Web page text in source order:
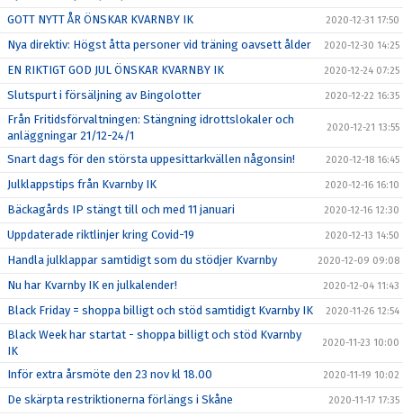
GOTT NYTT ÅR ÖNSKAR KVARNBY IK 2020-12-31 17:50
Nya direktiv: Högst åtta personer vid träning oavsett ålder 2020-12-30 14:25
EN RIKTIGT GOD JUL ÖNSKAR KVARNBY IK 2020-12-24 07:25
Slutspurt i försäljning av Bingolotter 2020-12-22 16:35
Från Fritidsförvaltningen: Stängning idrottslokaler och
anläggningar 21/12-24/1
2020-12-21 13:55
Snart dags för den största uppesittarkvällen någonsin! 2020-12-18 16:45
Julklappstips från Kvarnby IK 2020-12-16 16:10
Bäckagårds IP stängt till och med 11 januari 2020-12-16 12:30
Uppdaterade riktlinjer kring Covid-19 2020-12-13 14:50
Handla julklappar samtidigt som du stödjer Kvarnby 2020-12-09 09:08
Nu har Kvarnby IK en julkalender! 2020-12-04 11:43
Black Friday = shoppa billigt och stöd samtidigt Kvarnby IK 2020-11-26 12:54
Black Week har startat - shoppa billigt och stöd Kvarnby
IK
2020-11-23 10:00
Inför extra årsmöte den 23 nov kl 18.00 2020-11-19 10:02
De skärpta restriktionerna förlängs i Skåne 2020-11-17 17:35